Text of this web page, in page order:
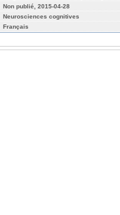
Non publié, 2015-04-28
Neurosciences cognitives
Français